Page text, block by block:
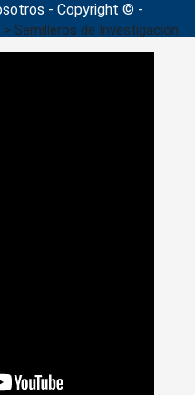
> Semilleros de Investigación
en torno al Medio
- Copyright © -